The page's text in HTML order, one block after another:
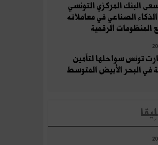
البنك المركزي التونسي
الذكاء الصناعي في معاملاته
المنظومات الرقمية
تونس سواحلها لتأمين
في البحر الأبيض المتوسط